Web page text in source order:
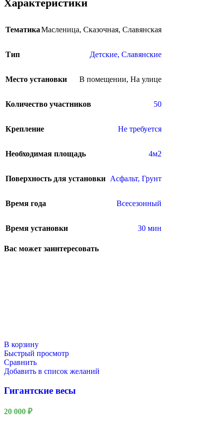
Характеристики
ТематикаМасленица, Сказочная, Славянская
Тип Детские, Славянские
Место установки В помещении, На улице
Количество участников 50
Крепление Не требуется
Необходимая площадь 4м2
Поверхность для установки Асфальт, Грунт
Время года Всесезонный
Время установки 30 мин
Вас может заинтересовать
В корзину
Быстрый просмотр
Сравнить
Добавить в список желаний
Гигантские весы
20 000 ₽